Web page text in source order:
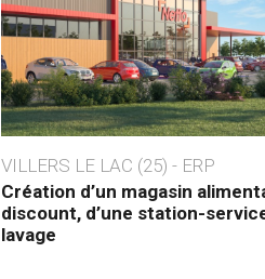
VILLERS LE LAC (25) - ERP
Création d’un magasin
discount, d’une station-
lavage